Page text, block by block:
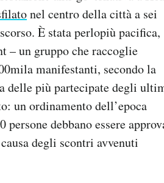
nel centro della città a sei
È stata perlopiù pacifica,
– un gruppo che raccoglie
manifestanti, secondo la
delle più partecipate degli
un ordinamento dell’epoca
debbano essere
degli scontri avvenuti